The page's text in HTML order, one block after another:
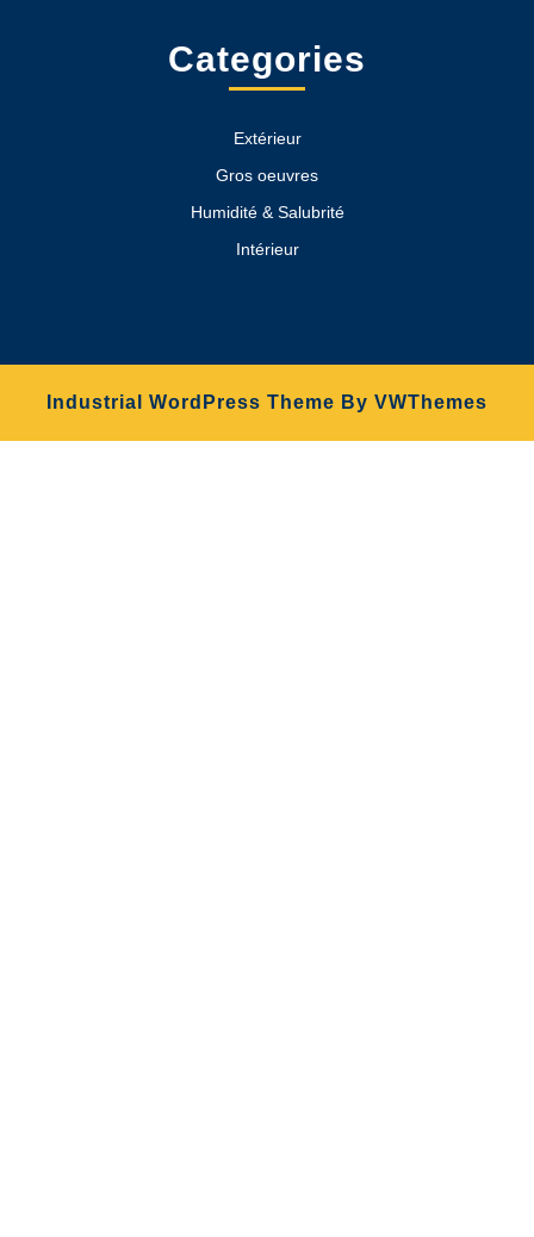
Categories
Extérieur
Gros oeuvres
Humidité & Salubrité
Intérieur
Industrial WordPress Theme By VWThemes